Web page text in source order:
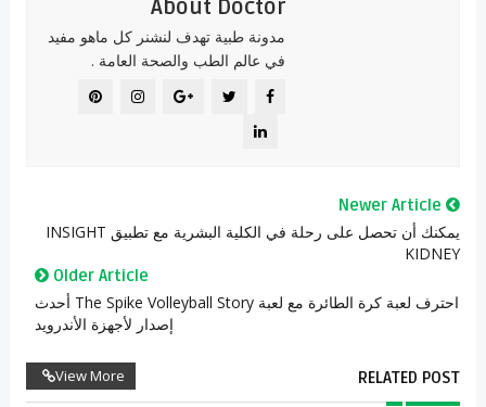
About Doctor
مدونة طبية تهدف لنشنر كل ماهو مفيد
في عالم الطب والصحة العامة .
Newer Article
يمكنك أن تحصل على رحلة في الكلية البشرية مع تطبيق INSIGHT
KIDNEY
Older Article
احترف لعبة كرة الطائرة مع لعبة The Spike Volleyball Story أحدث
إصدار لأجهزة الأندرويد
RELATED POST
View More